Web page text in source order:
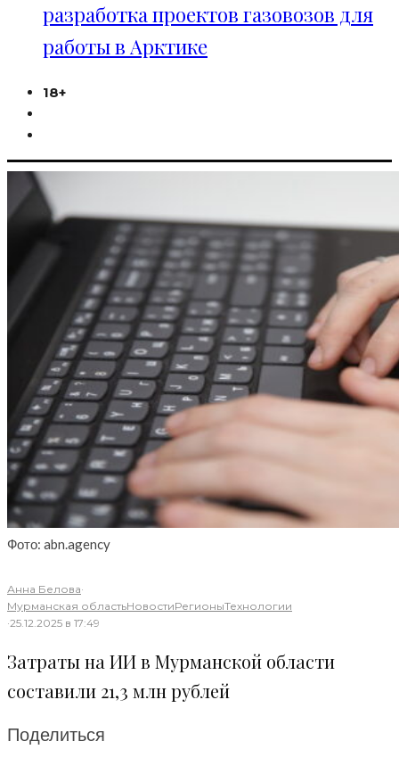
разработка проектов газовозов для
работы в Арктике
18+
Фото: abn.agency
Анна Белова·
Мурманская областьНовостиРегионыТехнологии
·25.12.2025 в 17:49
Затраты на ИИ в Мурманской области
составили 21,3 млн рублей
Поделиться